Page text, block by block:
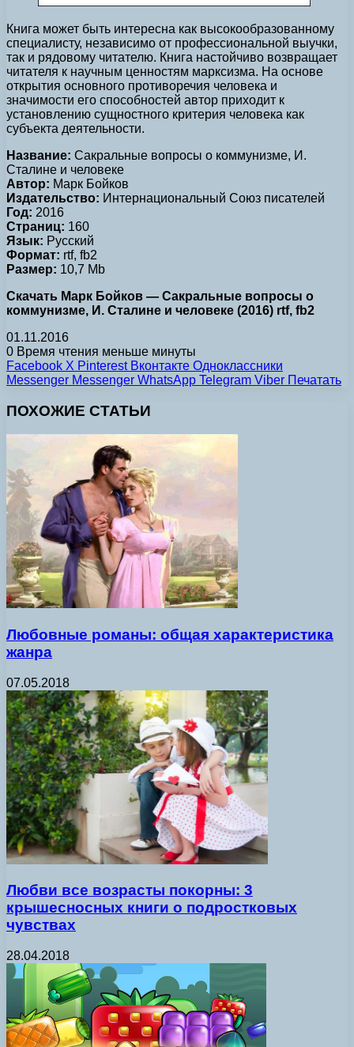
Книга может быть интересна как высокообразованному
специалисту, независимо от профессиональной выучки,
так и рядовому читателю. Книга настойчиво возвращает
читателя к научным ценностям марксизма. На основе
открытия основного противоречия человека и
значимости его способностей автор приходит к
установлению сущностного критерия человека как
субъекта деятельности.
Название: Сакральные вопросы о коммунизме, И.
Сталине и человеке
Автор: Марк Бойков
Издательство: Интернациональный Союз писателей
Год: 2016
Страниц: 160
Язык: Русский
Формат: rtf, fb2
Размер: 10,7 Mb
Скачать Марк Бойков — Сакральные вопросы о
коммунизме, И. Сталине и человеке (2016) rtf, fb2
01.11.2016
0 Время чтения меньше минуты
Facebook X Pinterest Вконтакте Одноклассники
Messenger Messenger WhatsApp Telegram Viber Печатать
ПОХОЖИЕ СТАТЬИ
Любовные романы: общая характеристика
жанра
07.05.2018
Любви все возрасты покорны: 3
крышесносных книги о подростковых
чувствах
28.04.2018